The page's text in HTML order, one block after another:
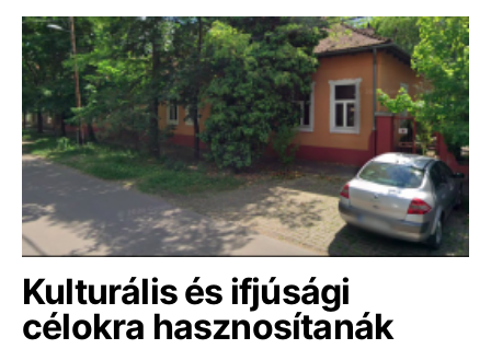
Kulturális és ifjúsági
célokra hasznosítanák